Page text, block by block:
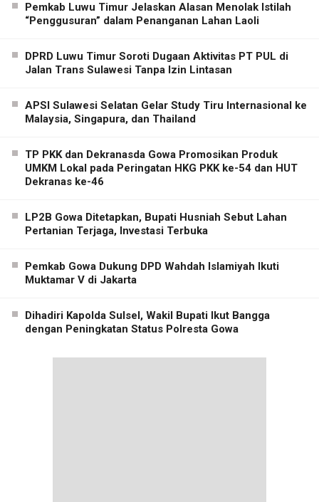
Pemkab Luwu Timur Jelaskan Alasan Menolak Istilah
“Penggusuran” dalam Penanganan Lahan Laoli
DPRD Luwu Timur Soroti Dugaan Aktivitas PT PUL di
Jalan Trans Sulawesi Tanpa Izin Lintasan
APSI Sulawesi Selatan Gelar Study Tiru Internasional ke
Malaysia, Singapura, dan Thailand
TP PKK dan Dekranasda Gowa Promosikan Produk
UMKM Lokal pada Peringatan HKG PKK ke-54 dan HUT
Dekranas ke-46
LP2B Gowa Ditetapkan, Bupati Husniah Sebut Lahan
Pertanian Terjaga, Investasi Terbuka
Pemkab Gowa Dukung DPD Wahdah Islamiyah Ikuti
Muktamar V di Jakarta
Dihadiri Kapolda Sulsel, Wakil Bupati Ikut Bangga
dengan Peningkatan Status Polresta Gowa